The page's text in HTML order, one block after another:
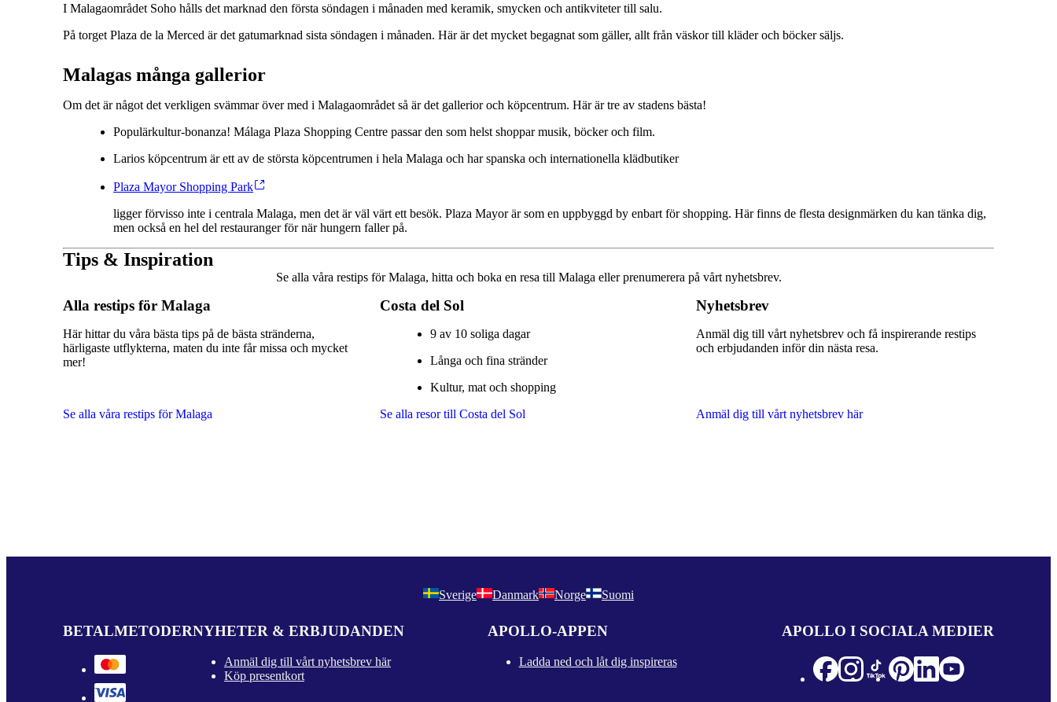
I Malagaområdet Soho hålls det marknad den första söndagen i månaden med keramik, smycken och antikviteter till salu.
På torget Plaza de la Merced är det gatumarknad sista söndagen i månaden. Här är det mycket begagnat som gäller, allt från väskor till kläder och böcker säljs.
Malagas många gallerior
Om det är något det verkligen svämmar över med i Malagaområdet så är det gallerior och köpcentrum. Här är tre av stadens bästa!
Populärkultur-bonanza! Málaga Plaza Shopping Centre passar den som helst shoppar musik, böcker och film.
Larios köpcentrum är ett av de största köpcentrumen i hela Malaga och har spanska och internationella klädbutiker
Plaza Mayor Shopping Park
ligger förvisso inte i centrala Malaga, men det är väl värt ett besök. Plaza Mayor är som en uppbyggd by enbart för shopping. Här finns de flesta designmärken du kan tänka dig,
men också en hel del restauranger för när hungern faller på.
Tips & Inspiration
Se alla våra restips för Malaga, hitta och boka en resa till Malaga eller prenumerera på vårt nyhetsbrev.
Alla restips för Malaga
Här hittar du våra bästa tips på de bästa stränderna,
härligaste utflykterna, maten du inte får missa och mycket
mer!
Se alla våra restips för Malaga
Costa del Sol
9 av 10 soliga dagar
Långa och fina stränder
Kultur, mat och shopping
Se alla resor till Costa del Sol
Nyhetsbrev
Anmäl dig till vårt nyhetsbrev och få inspirerande restips
och erbjudanden inför din nästa resa.
Anmäl dig till vårt nyhetsbrev här
Sverige Danmark Norge Suomi
BETALMETODERNYHETER & ERBJUDANDEN
Anmäl dig till vårt nyhetsbrev här
Köp presentkort
APOLLO-APPEN
Ladda ned och låt dig inspireras
APOLLO I SOCIALA MEDIER